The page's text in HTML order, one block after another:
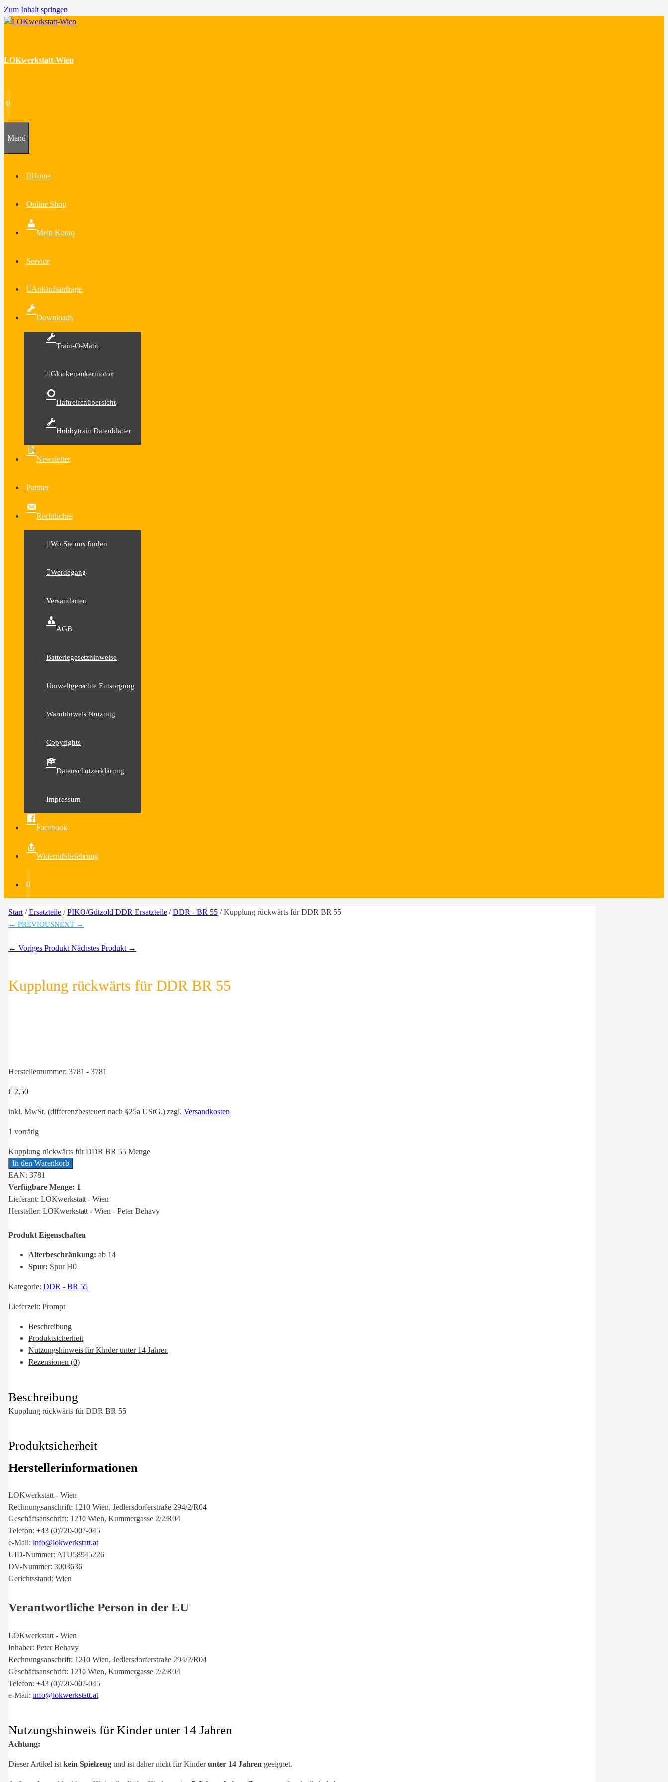
Zum Inhalt springen
LOKwerkstatt-Wien
0
Menü
Home
Online Shop
Mein Konto
Service
Ankaufsanfrage
Downloads
Train-O-Matic
Glockenankermotor
Haftreifenübersicht
Hobbytrain Datenblätter
Newsletter
Partner
Rechtliches
Wo Sie uns finden
Werdegang
Versandarten
AGB
Batteriegesetzhinweise
Umweltgerechte Entsorgung
Warnhinweis Nutzung
Copyrights
Datenschutzerklärung
Impressum
Facebook
Widerrufsbelehrung
0
Start /Ersatzteile /PIKO/Gützold DDR Ersatzteile /DDR - BR 55 / Kupplung rückwärts für DDR BR 55
← PREVIOUSNEXT →
← Voriges Produkt Nächstes Produkt →
Kupplung rückwärts für DDR BR 55
Herstellernummer: 3781 - 3781
€ 2,50
inkl. MwSt. (differenzbesteuert nach §25a UStG.) zzgl. Versandkosten
1 vorrätig
Kupplung rückwärts für DDR BR 55 Menge
In den Warenkorb
EAN: 3781
Verfügbare Menge: 1
Lieferant: LOKwerkstatt - Wien
Hersteller: LOKwerkstatt - Wien - Peter Behavy
Produkt Eigenschaften
Alterbeschränkung: ab 14
Spur: Spur H0
Kategorie: DDR - BR 55
Lieferzeit: Prompt
Beschreibung
Produktsicherheit
Nutzungshinweis für Kinder unter 14 Jahren
Rezensionen (0)
Beschreibung
Kupplung rückwärts für DDR BR 55
Produktsicherheit
Herstellerinformationen
LOKwerkstatt - Wien
Rechnungsanschrift: 1210 Wien, Jedlersdorferstraße 294/2/R04
Geschäftsanschrift: 1210 Wien, Kummergasse 2/2/R04
Telefon: +43 (0)720-007-045
e-Mail: info@lokwerkstatt.at
UID-Nummer: ATU58945226
DV-Nummer: 3003636
Gerichtsstand: Wien
Verantwortliche Person in der EU
LOKwerkstatt - Wien
Inhaber: Peter Behavy
Rechnungsanschrift: 1210 Wien, Jedlersdorferstraße 294/2/R04
Geschäftsanschrift: 1210 Wien, Kummergasse 2/2/R04
Telefon: +43 (0)720-007-045
e-Mail: info@lokwerkstatt.at
Nutzungshinweis für Kinder unter 14 Jahren
Achtung:
Dieser Artikel ist kein Spielzeug und ist daher nicht für Kinderunter 14 Jahren geeignet.